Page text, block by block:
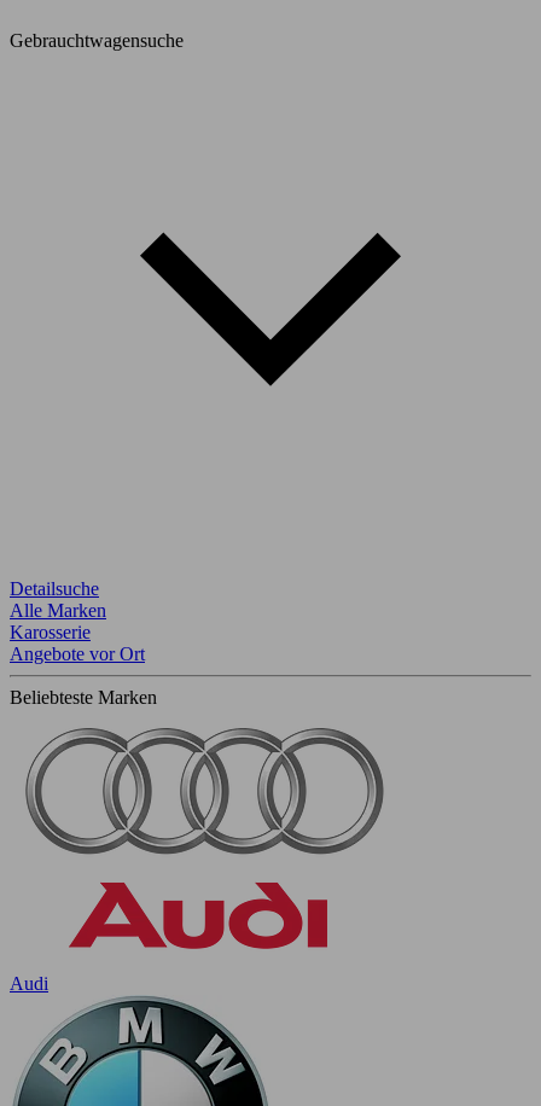
Gebrauchtwagensuche
Detailsuche
Alle Marken
Karosserie
Angebote vor Ort
Beliebteste Marken
Audi